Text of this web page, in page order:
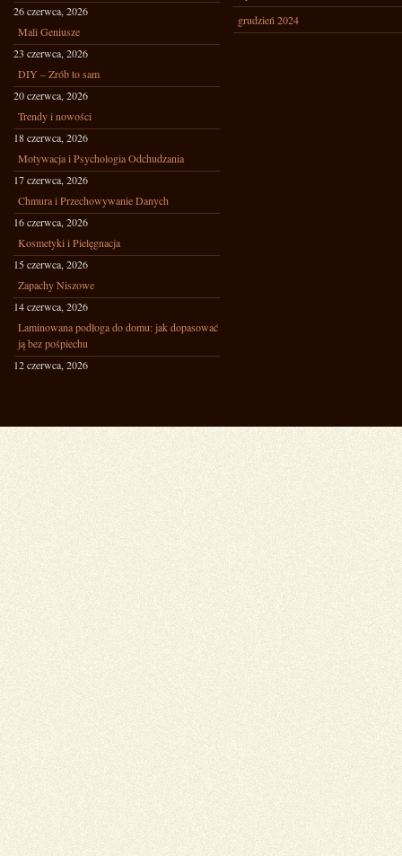
26 czerwca, 2026
Mali Geniusze
23 czerwca, 2026
DIY – Zrób to sam
20 czerwca, 2026
Trendy i nowości
18 czerwca, 2026
Motywacja i Psychologia Odchudzania
17 czerwca, 2026
Chmura i Przechowywanie Danych
16 czerwca, 2026
Kosmetyki i Pielęgnacja
15 czerwca, 2026
Zapachy Niszowe
14 czerwca, 2026
Laminowana podłoga do domu: jak dopasować
ją bez pośpiechu
12 czerwca, 2026
grudzień 2024